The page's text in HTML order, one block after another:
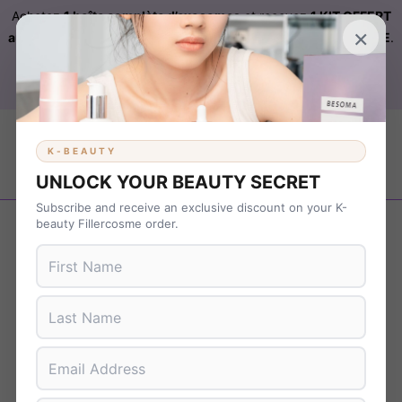
Achetez1 boîte complète d’exosomeset recevez1 KIT OFFERT
automatiquement ajouté à votre commande sur FILLERCOSME.
Livraison OFFERTE KBEAUTYdès 899 € d’achat. Code :
B37NS7T9
Revenir en arrière
×
K-BEAUTY
UNLOCK YOUR BEAUTY SECRET
Subscribe and receive an exclusive discount on your K-
beauty Fillercosme order.